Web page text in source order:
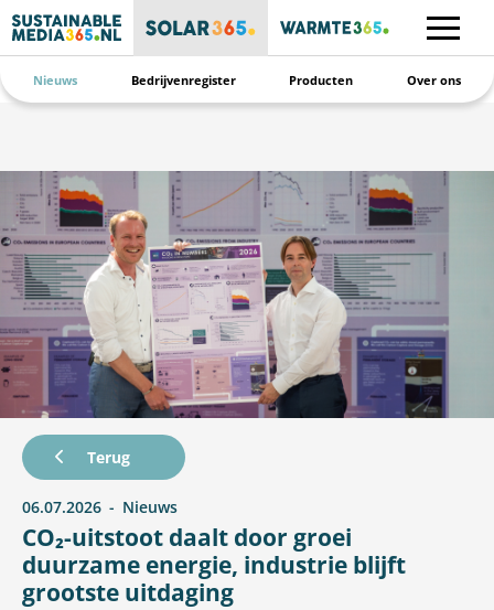
Nieuws Bedrijvenregister Producten Over ons
CO₂-uitstoot daalt door groei
duurzame energie, industrie blijft
grootste uitdaging
Terug
06.07.2026 Nieuws